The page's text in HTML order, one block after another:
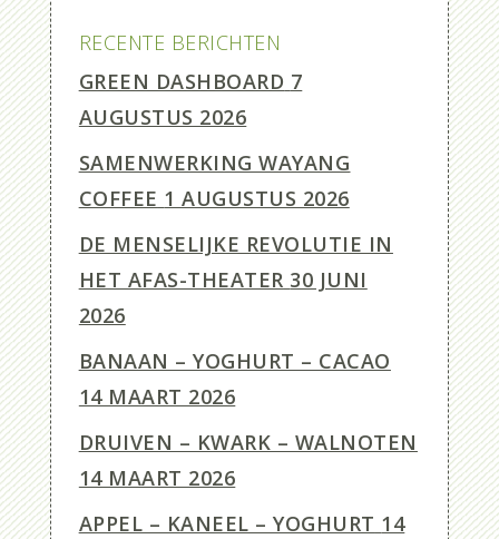
RECENTE BERICHTEN
GREEN DASHBOARD 7
AUGUSTUS 2026
SAMENWERKING WAYANG
COFFEE 1 AUGUSTUS 2026
DE MENSELIJKE REVOLUTIE IN
HET AFAS-THEATER 30 JUNI
2026
BANAAN – YOGHURT – CACAO
14 MAART 2026
DRUIVEN – KWARK – WALNOTEN
14 MAART 2026
APPEL – KANEEL – YOGHURT 14